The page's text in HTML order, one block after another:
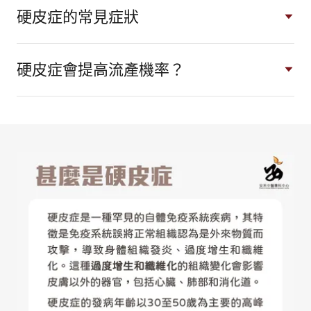
硬皮症的常見症狀
硬皮症會提高流產機率？